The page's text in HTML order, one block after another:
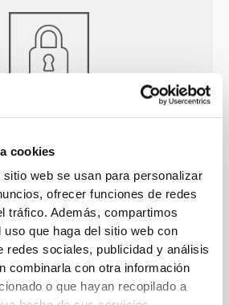
cookies
web se usan para personalizar
ofrecer funciones de redes
tráfico. Además, compartimos
uso que haga del sitio web con
redes sociales, publicidad y análisis
combinarla con otra información
o que hayan recopilado a
QUE BUSCAS
para un ajuste perfecto